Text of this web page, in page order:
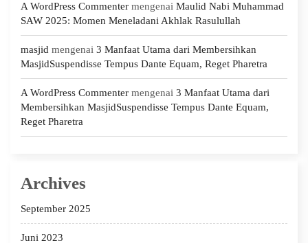
A WordPress Commenter mengenai Maulid Nabi Muhammad
SAW 2025: Momen Meneladani Akhlak Rasulullah
masjid mengenai 3 Manfaat Utama dari Membersihkan
MasjidSuspendisse Tempus Dante Equam, Reget Pharetra
A WordPress Commenter mengenai 3 Manfaat Utama dari
Membersihkan MasjidSuspendisse Tempus Dante Equam,
Reget Pharetra
Archives
September 2025
Juni 2023